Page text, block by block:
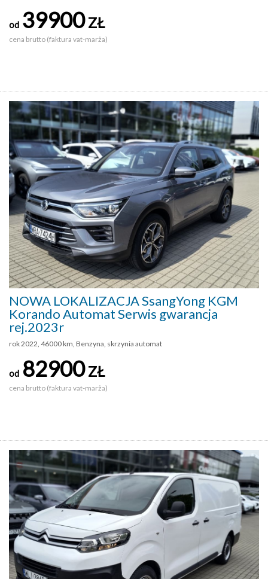
od 39900ZŁ
cena brutto (faktura vat-marża)
NOWA LOKALIZACJA SsangYong KGM
Korando Automat Serwis gwarancja
rej.2023r
rok 2022, 46000 km, Benzyna, skrzynia automat
od 82900ZŁ
cena brutto (faktura vat-marża)